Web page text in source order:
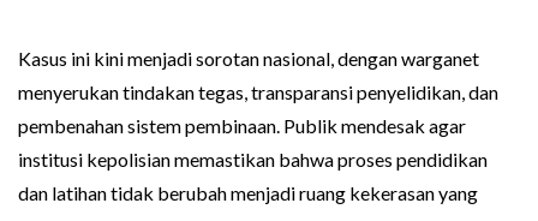
Kasus ini kini menjadi sorotan nasional, dengan warganet
menyerukan tindakan tegas, transparansi penyelidikan, dan
pembenahan sistem pembinaan. Publik mendesak agar
institusi kepolisian memastikan bahwa proses pendidikan
dan latihan tidak berubah menjadi ruang kekerasan yang